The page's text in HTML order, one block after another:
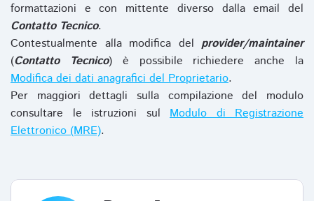
formattazioni e con mittente diverso dalla email del
Contatto Tecnico.
Contestualmente alla modifica del provider/maintainer
(Contatto Tecnico) è possibile richiedere anche la
Modifica dei dati anagrafici del Proprietario.
Per maggiori dettagli sulla compilazione del modulo
consultare le istruzioni sul Modulo di Registrazione
Elettronico (MRE).